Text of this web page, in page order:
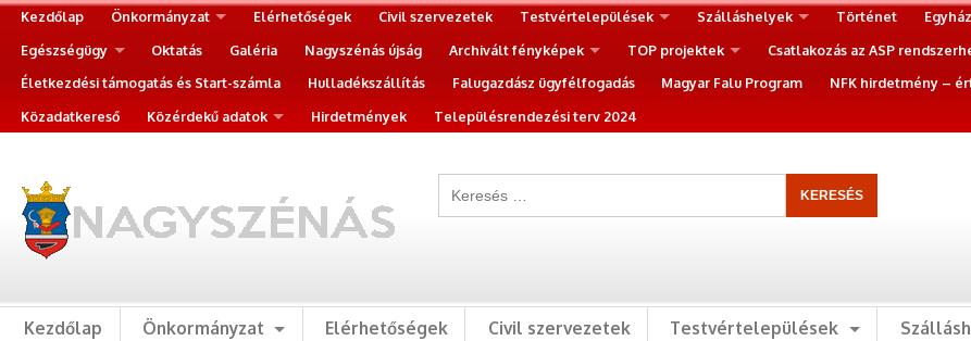
Kezdőlap Önkormányzat Elérhetőségek Civil szervezetek Testvértelepülések Szálláshelyek Történet Egyház
Egészségügy
Oktatás Galéria Nagyszénás újság Archivált fényképek TOP projektek Csatlakozás az ASP
Életkezdési támogatás és Start-számla
Hulladékszállítás Falugazdász ügyfélfogadás Magyar Falu Program NFK hirdetmény –
Közadatkereső
Közérdekű adatok Hirdetmények Településrendezési terv 2024
Kezdőlap Önkormányzat Elérhetőségek Civil szervezetek Testvértelepülések